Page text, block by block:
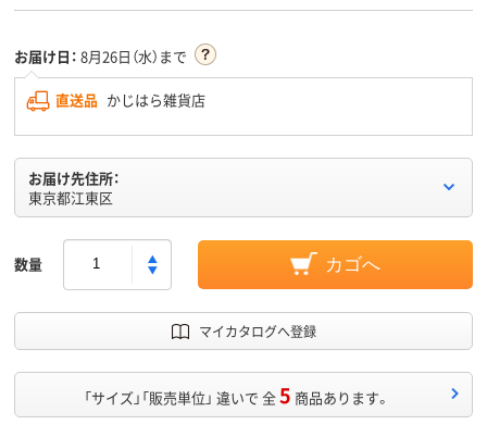
お届け日： 8月26日（水）まで
直送品 かじはら雑貨店
お届け先住所：
東京都江東区
数量 カゴへ
マイカタログへ登録
「サイズ」「販売単位」 違いで 全5 商品あります。